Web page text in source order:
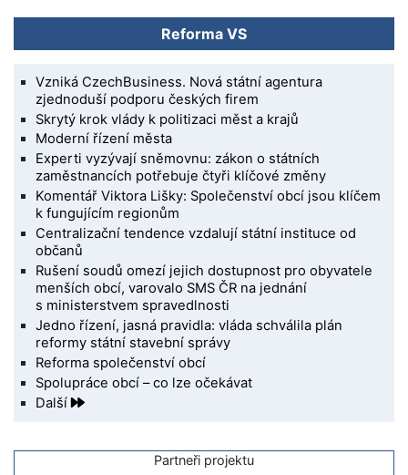
Reforma VS
Vzniká CzechBusiness. Nová státní agentura
zjednoduší podporu českých firem
Skrytý krok vlády k politizaci měst a krajů
Moderní řízení města
Experti vyzývají sněmovnu: zákon o státních
zaměstnancích potřebuje čtyři klíčové změny
Komentář Viktora Lišky: Společenství obcí jsou klíčem
k fungujícím regionům
Centralizační tendence vzdalují státní instituce od
občanů
Rušení soudů omezí jejich dostupnost pro obyvatele
menších obcí, varovalo SMS ČR na jednání
s ministerstvem spravedlnosti
Jedno řízení, jasná pravidla: vláda schválila plán
reformy státní stavební správy
Reforma společenství obcí
Spolupráce obcí – co lze očekávat
Další
Partneři projektu